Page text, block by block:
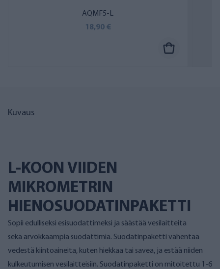
AQMF5-L
18,90 €
Kuvaus
L-KOON VIIDEN
MIKROMETRIN
HIENOSUODATINPAKETTI
Sopii edulliseksi esisuodattimeksi ja säästää vesilaitteita
sekä arvokkaampia suodattimia. Suodatinpaketti vähentää
vedestä kiintoaineita, kuten hiekkaa tai savea, ja estää niiden
kulkeutumisen vesilaitteisiin. Suodatinpaketti on mitoitettu 1-6